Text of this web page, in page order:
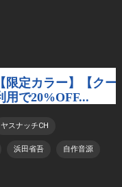
ヤスナッチCH
浜田省吾 自作音源